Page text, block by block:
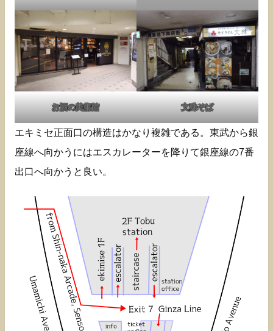
お酒の美術館 文殊そば
エキミセ正面口の構造はかなり複雑である。東武から銀
座線へ向かうにはエスカレーターを降りて銀座線の7番
出口へ向かうと良い。